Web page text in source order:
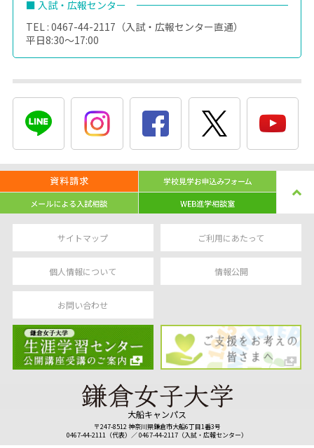
■ 入試・広報センター
TEL : 0467-44-2117（入試・広報センター直通）
平日8:30～17:00
サイトマップ ご利用にあたって
個人情報について 情報公開
お問い合わせ
大船キャンパス
〒247-8512 神奈川県鎌倉市大船6丁目1番3号
0467-44-2111（代表）／ 0467-44-2117（入試・広報センター）